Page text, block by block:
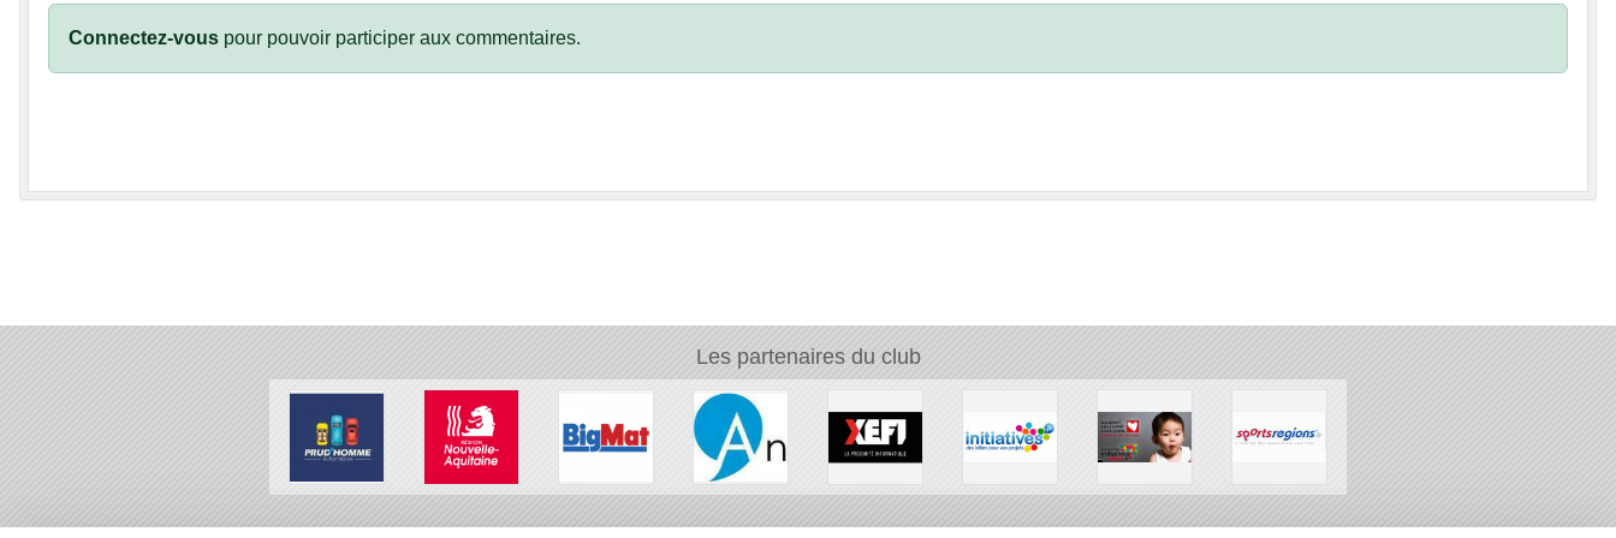
Connectez-vous pour pouvoir participer aux commentaires.
Les partenaires du club